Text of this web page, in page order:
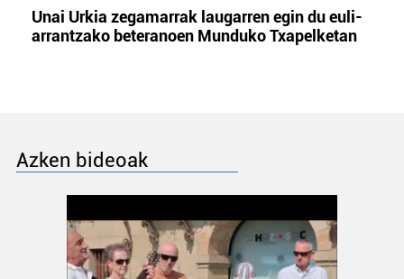
Unai Urkia zegamarrak laugarren egin du euli-
arrantzako beteranoen Munduko Txapelketan
Azken bideoak